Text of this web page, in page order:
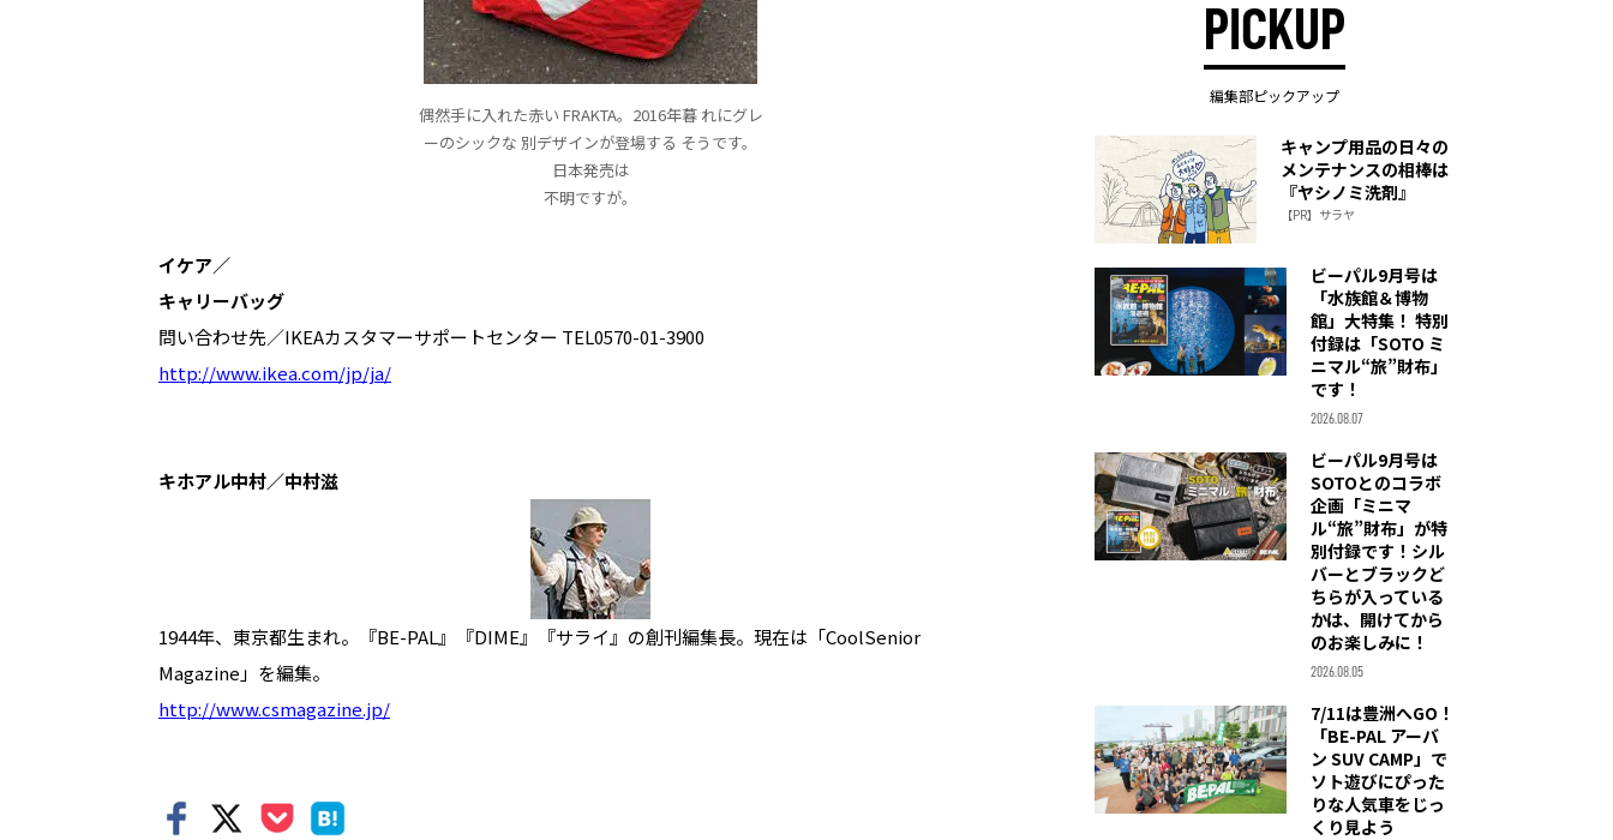
偶然手に入れた赤い FRAKTA。2016年暮 れにグレ
ーのシックな 別デザインが登場する そうです。
日本発売は
不明ですが。
イケア／
キャリーバッグ
問い合わせ先／IKEAカスタマーサポートセンター TEL0570-01-3900
http://www.ikea.com/jp/ja/
キホアル中村／中村滋
1944年、東京都生まれ。『BE-PAL』『DIME』『サライ』の創刊編集長。現在は「CoolSenior
Magazine」を編集。
http://www.csmagazine.jp/
PICKUP
編集部ピックアップ
キャンプ用品の日々の
メンテナンスの相棒は
『ヤシノミ洗剤』
【PR】サラヤ
ビーパル9月号は
「水族館＆博物
館」大特集！ 特別
付録は「SOTO ミ
ニマル“旅”財布」
です！
2026.08.07
ビーパル9月号は
SOTOとのコラボ
企画「ミニマ
ル“旅”財布」が特
別付録です！シル
バーとブラックど
ちらが入っている
かは、開けてから
のお楽しみに！
2026.08.05
7/11は豊洲へGO！
「BE-PAL アーバ
ン SUV CAMP」で
ソト遊びにぴった
りな人気車をじっ
くり見よう